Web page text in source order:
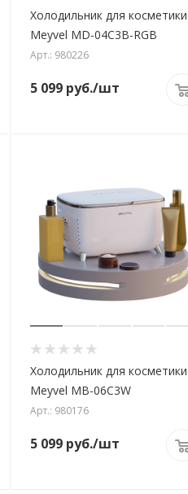
Холодильник для косметики
Meyvel MD-04C3B-RGB
Арт.: 980226
5 099руб./шт
Холодильник для косметики
Meyvel MB-06C3W
Арт.: 980176
5 099руб./шт